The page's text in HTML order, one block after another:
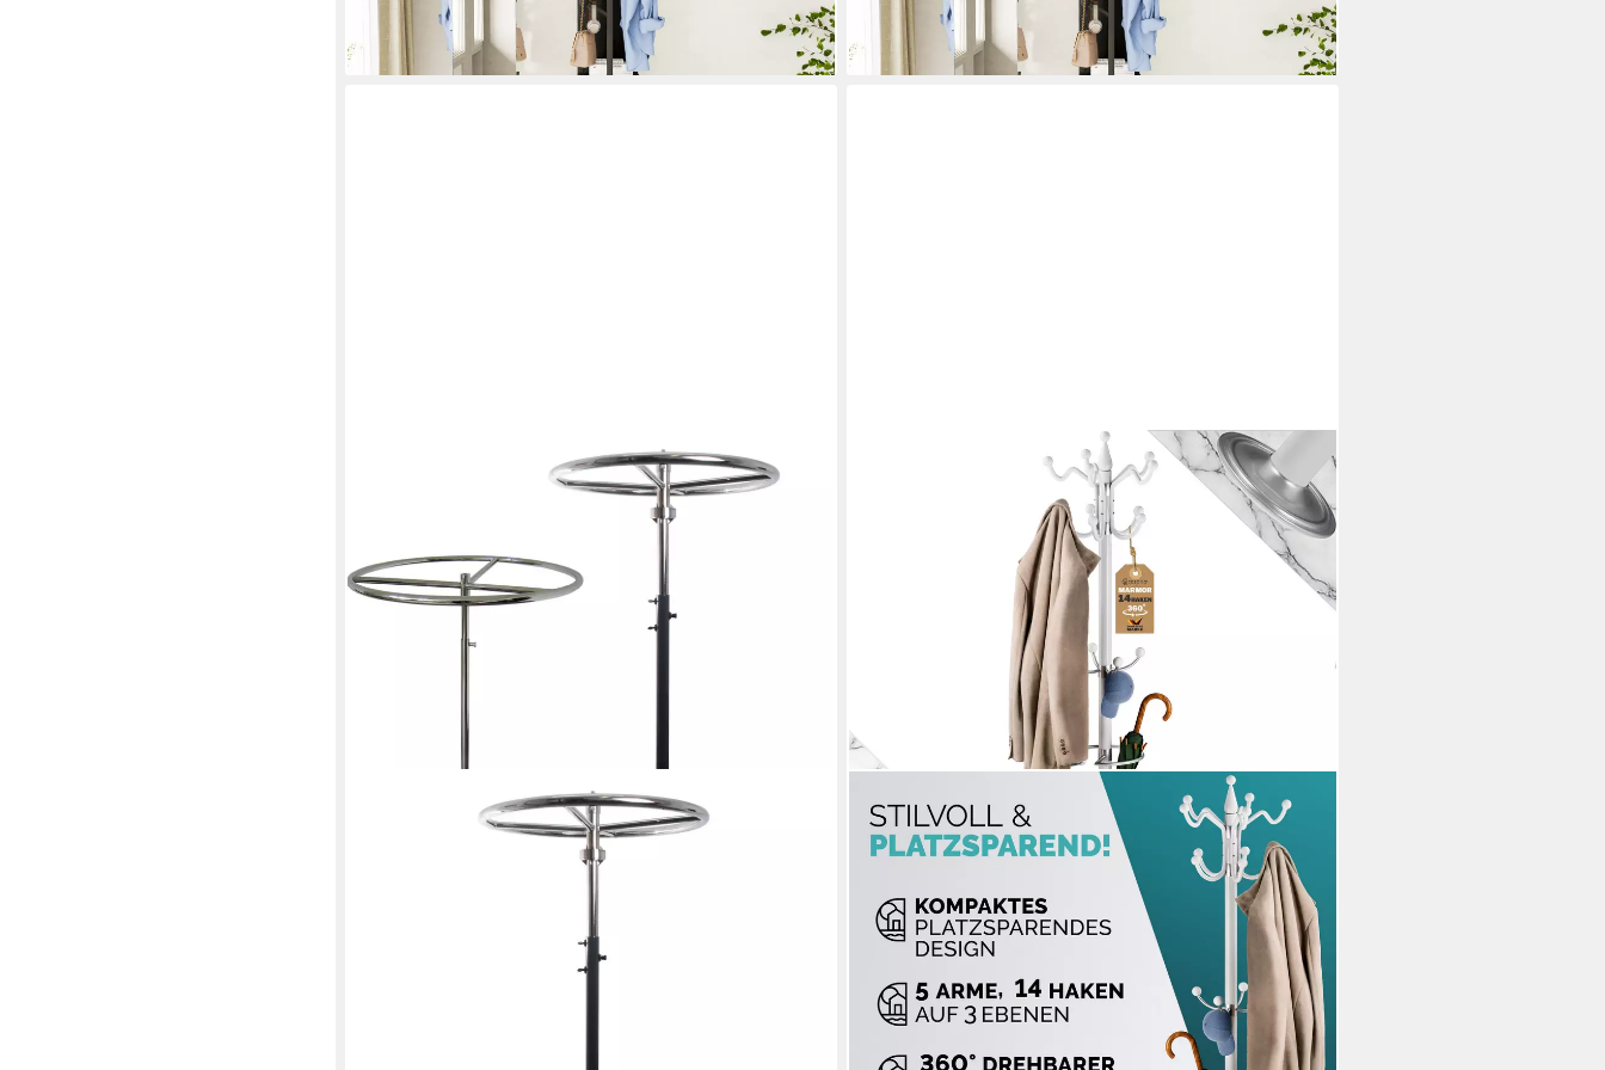
lieferbar - in 4-5 Werktagen bei dir